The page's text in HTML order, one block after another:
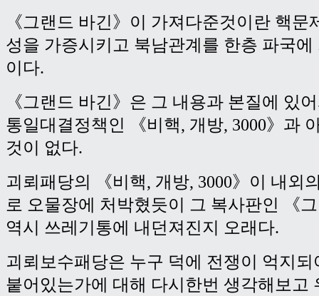
《그랜드 바긴》이 가져다준것이란 핵문
성을 가증시키고 북남관계를 한층 파국
이다.
《그랜드 바긴》은 그 내용과 본질에 있
통일대결정책인 《비핵, 개방, 3000》과
것이 없다.
괴뢰패당의 《비핵, 개방, 3000》이 내외
로 오물장에 처박혔듯이 그 복사판인 《
역시 쓰레기통에 내던져진지 오래다.
괴뢰보수패당은 누구 덕에 전쟁이 억지
붙어있는가에 대해 다시한번 생각해보고